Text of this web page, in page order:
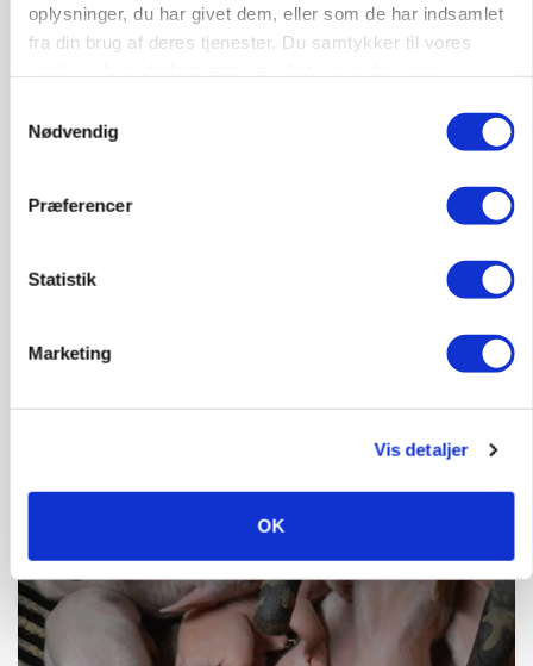
oplysninger, du har givet dem, eller som de har indsamlet
fra din brug af deres tjenester. Du samtykker til vores
Nødvendig
Præferencer
Statistik
Marketing
Vis detaljer
OK
Klimastald
af staldinventar får ny medejer